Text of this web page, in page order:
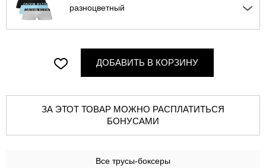
разноцветный
ДОБАВИТЬ В КОРЗИНУ
ЗА ЭТОТ ТОВАР МОЖНО РАСПЛАТИТЬСЯ
БОНУСАМИ
Все трусы-боксеры